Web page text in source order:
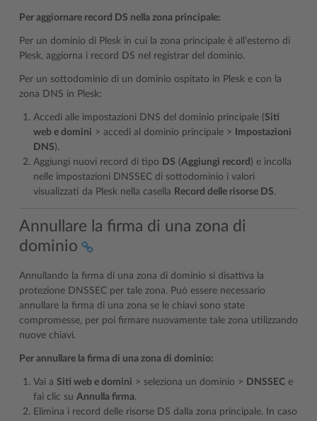
Per aggiornare record DS nella zona principale:
Per un dominio di Plesk in cui la zona principale è all’esterno di
Plesk, aggiorna i record DS nel registrar del dominio.
Per un sottodominio di un dominio ospitato in Plesk e con la
zona DNS in Plesk:
Accedi alle impostazioni DNS del dominio principale (Siti
web e domini > accedi al dominio principale >
Impostazioni
DNS).
Aggiungi nuovi record di tipo DS (Aggiungi record ) e incolla
nelle impostazioni DNSSEC di sottodominio i valori
visualizzati da Plesk nella casella Record delle risorse DS.
Annullare la firma di una zona di
dominio
Annullando la firma di una zona di dominio si disattiva la
protezione DNSSEC per tale zona. Può essere necessario
annullare la firma di una zona se le chiavi sono state
compromesse, per poi firmare nuovamente tale zona utilizzando
nuove chiavi.
Per annullare la firma di una zona di dominio:
Vai a Siti web e domini > seleziona un dominio > DNSSEC e
fai clic su Annulla firma.
Elimina i record delle risorse DS dalla zona principale. In caso